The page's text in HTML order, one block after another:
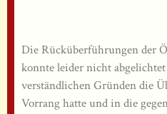
Die Rücküberführungen der
konnte leider nicht abgelichtet
verständlichen Gründen die
Vorrang hatte und in die